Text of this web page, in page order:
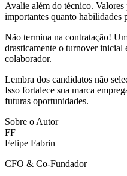
Avalie além do técnico. Valores
importantes quanto habilidades
Não termina na contratação!
drasticamente o turnover inicial
colaborador.
Lembra dos candidatos não
Isso fortalece sua marca
futuras oportunidades.
Sobre o Autor
FF
Felipe Fabrin
CFO & Co-Fundador